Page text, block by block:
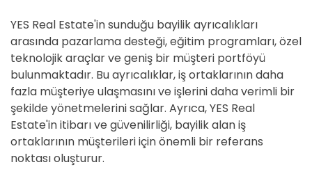
YES Real Estate'in sunduğu bayilik ayrıcalıkları
arasında pazarlama desteği, eğitim programları, özel
teknolojik araçlar ve geniş bir müşteri portföyü
bulunmaktadır. Bu ayrıcalıklar, iş ortaklarının daha
fazla müşteriye ulaşmasını ve işlerini daha verimli bir
şekilde yönetmelerini sağlar. Ayrıca, YES Real
Estate'in itibarı ve güvenilirliği, bayilik alan iş
ortaklarının müşterileri için önemli bir referans
noktası oluşturur.